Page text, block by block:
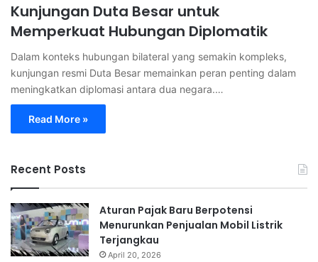
Kunjungan Duta Besar untuk
Memperkuat Hubungan Diplomatik
Dalam konteks hubungan bilateral yang semakin kompleks,
kunjungan resmi Duta Besar memainkan peran penting dalam
meningkatkan diplomasi antara dua negara.…
Read More »
Recent Posts
Aturan Pajak Baru Berpotensi
Menurunkan Penjualan Mobil Listrik
Terjangkau
April 20, 2026